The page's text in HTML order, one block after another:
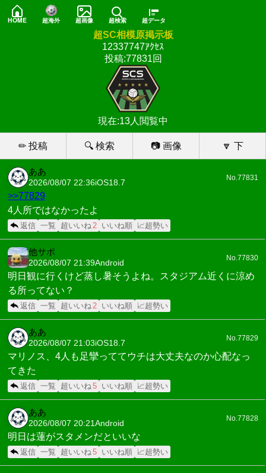
HOME 超海外 超画像 超検索 超データ
超SC相模原掲示板
12337747ｱｸｾｽ
投稿:77831回
現在:13人閲覧中
✏ 投稿 🔍 検索 📷 画像 🔽 下
ああ
2026/08/07 22:36iOS18.7
No.77831
>>77829
4人所ではなかったよ
返信 一覧 超いいね2 いいね順 📈超勢い
他サポ
2026/08/07 21:39Android
No.77830
明日観に行くけど蒸し暑そうよね。スタジアム近くに涼め
る所ってない？
返信 一覧 超いいね2 いいね順 📈超勢い
ああ
2026/08/07 21:03iOS18.7
No.77829
マリノス、4人も足攣っててウチは大丈夫なのか心配なっ
てきた
返信 一覧 超いいね5 いいね順 📈超勢い
ああ
2026/08/07 20:21Android
No.77828
明日は蓮がスタメンだといいな
返信 一覧 超いいね5 いいね順 📈超勢い